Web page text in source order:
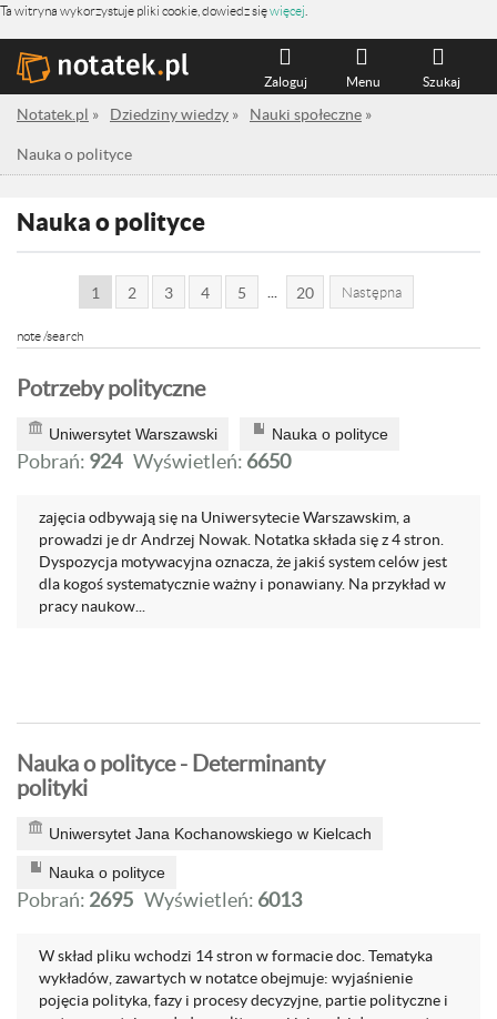
Ta witryna wykorzystuje pliki cookie, dowiedz sięwięcej
Szukaj
Menu
Zaloguj
Notatek.pl » Dziedziny wiedzy » Nauki społeczne »
Nauka o polityce
Nauka o polityce
1 2 3 4 5 20 Następna
note /search
Potrzeby polityczne
Uniwersytet Warszawski Nauka o polityce
Pobrań: 924 Wyświetleń: 6650
zajęcia odbywają się na Uniwersytecie Warszawskim, a
prowadzi je dr Andrzej Nowak. Notatka składa się z 4 stron.
Dyspozycja motywacyjna oznacza, że jakiś system celów jest
dla kogoś systematycznie ważny i ponawiany. Na przykład w
pracy naukow...
Nauka o polityce - Determinanty
polityki
Uniwersytet Jana Kochanowskiego w Kielcach
Nauka o polityce
Pobrań: 2695 Wyświetleń: 6013
W skład pliku wchodzi 14 stron w formacie doc. Tematyka
wykładów, zawartych w notatce obejmuje: wyjaśnienie
pojęcia polityka, fazy i procesy decyzyjne, partie polityczne i